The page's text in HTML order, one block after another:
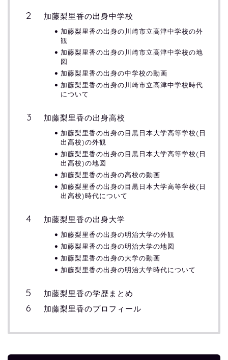
加藤梨里香の出身中学校
加藤梨里香の出身の川崎市立高津中学校の外
観
加藤梨里香の出身の川崎市立高津中学校の地
図
加藤梨里香の出身の中学校の動画
加藤梨里香の出身の川崎市立高津中学校時代
について
加藤梨里香の出身高校
加藤梨里香の出身の目黒日本大学高等学校(日
出高校)の外観
加藤梨里香の出身の目黒日本大学高等学校(日
出高校)の地図
加藤梨里香の出身の高校の動画
加藤梨里香の出身の目黒日本大学高等学校(日
出高校)時代について
加藤梨里香の出身大学
加藤梨里香の出身の明治大学の外観
加藤梨里香の出身の明治大学の地図
加藤梨里香の出身の大学の動画
加藤梨里香の出身の明治大学時代について
加藤梨里香の学歴まとめ
加藤梨里香のプロフィール